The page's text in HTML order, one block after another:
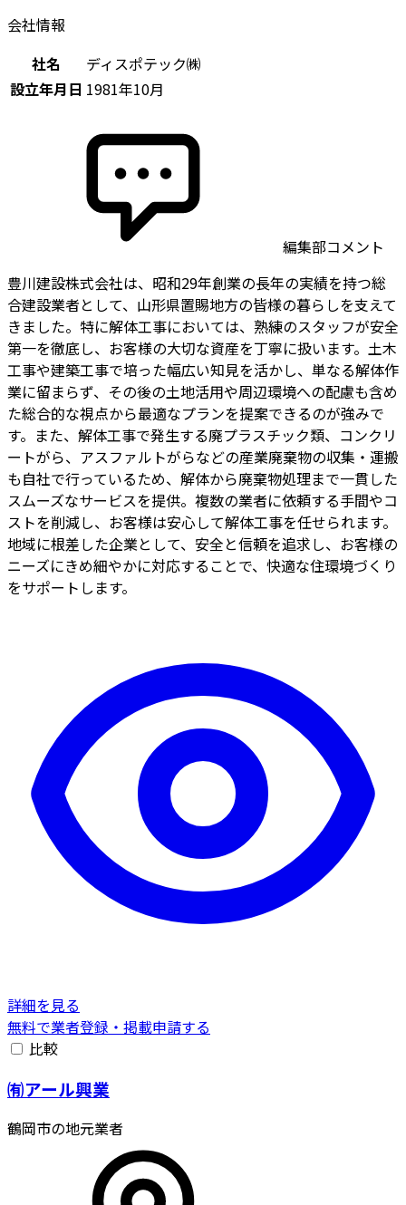
会社情報
社名
ディスポテック㈱
設立年月日 1981年10月
編集部コメント
豊川建設株式会社は、昭和29年創業の長年の実績を持つ総
合建設業者として、山形県置賜地方の皆様の暮らしを支えて
きました。特に解体工事においては、熟練のスタッフが安全
第一を徹底し、お客様の大切な資産を丁寧に扱います。土木
工事や建築工事で培った幅広い知見を活かし、単なる解体作
業に留まらず、その後の土地活用や周辺環境への配慮も含め
た総合的な視点から最適なプランを提案できるのが強みで
す。また、解体工事で発生する廃プラスチック類、コンクリ
ートがら、アスファルトがらなどの産業廃棄物の収集・運搬
も自社で行っているため、解体から廃棄物処理まで一貫した
スムーズなサービスを提供。複数の業者に依頼する手間やコ
ストを削減し、お客様は安心して解体工事を任せられます。
地域に根差した企業として、安全と信頼を追求し、お客様の
ニーズにきめ細やかに対応することで、快適な住環境づくり
をサポートします。
詳細を見る
無料で業者登録・掲載申請する
比較
㈲アール興業
鶴岡市の地元業者